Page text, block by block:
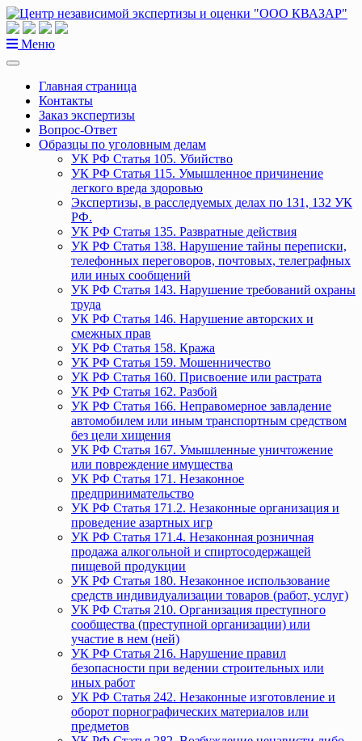
Перейти
к
содержанию
Меню
Главная страница
Контакты
Заказ экспертизы
Вопрос-Ответ
Образцы по уголовным делам
УК РФ Статья 105. Убийство
УК РФ Статья 115. Умышленное причинение
легкого вреда здоровью
Экспертизы, в расследуемых делах по 131, 132 УК
РФ.
УК РФ Статья 135. Развратные действия
УК РФ Статья 138. Нарушение тайны переписки,
телефонных переговоров, почтовых, телеграфных
или иных сообщений
УК РФ Статья 143. Нарушение требований охраны
труда
УК РФ Статья 146. Нарушение авторских и
смежных прав
УК РФ Статья 158. Кража
УК РФ Статья 159. Мошенничество
УК РФ Статья 160. Присвоение или растрата
УК РФ Статья 162. Разбой
УК РФ Статья 166. Неправомерное завладение
автомобилем или иным транспортным средством
без цели хищения
УК РФ Статья 167. Умышленные уничтожение
или повреждение имущества
УК РФ Статья 171. Незаконное
предпринимательство
УК РФ Статья 171.2. Незаконные организация и
проведение азартных игр
УК РФ Статья 171.4. Незаконная розничная
продажа алкогольной и спиртосодержащей
пищевой продукции
УК РФ Статья 180. Незаконное использование
средств индивидуализации товаров (работ, услуг)
УК РФ Статья 210. Организация преступного
сообщества (преступной организации) или
участие в нем (ней)
УК РФ Статья 216. Нарушение правил
безопасности при ведении строительных или
иных работ
УК РФ Статья 242. Незаконные изготовление и
оборот порнографических материалов или
предметов